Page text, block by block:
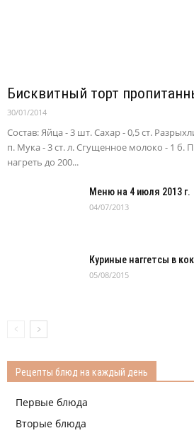
Бисквитный торт
30/01/2014
Состав: Яйца - 3 шт. Сахар - 0,5 ст.
п. Мука - 3 ст. л. Сгущенное молоко - 1 б.
нагреть до 200...
Меню на 4 июля 2013 г.
04/07/2013
Куриные наггетсы в
05/08/2015
Рецепты блюд на каждый день
Первые блюда
Вторые блюда